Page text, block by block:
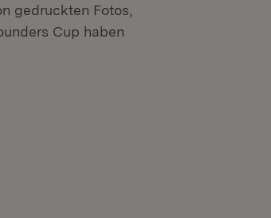
gedruckten Fotos,
Cup haben